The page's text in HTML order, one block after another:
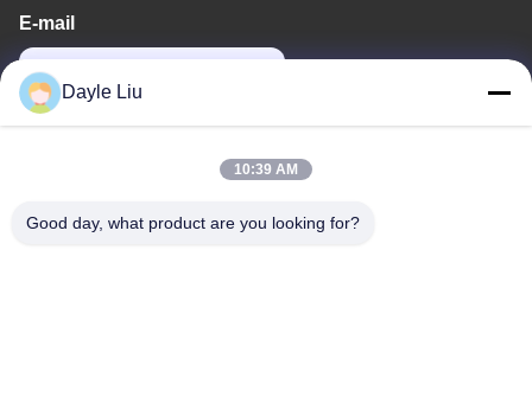
E-mail
Dayle Liu
10:39 AM
Good day, what product are you looking for?